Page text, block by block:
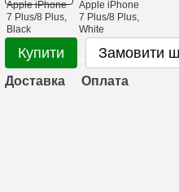
Купити Замовити
Доставка Оплата